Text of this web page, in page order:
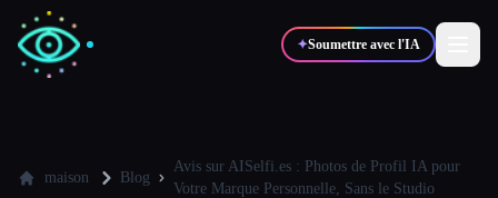
✦Soumettre avec l'IA
🎨 Designers
maison Blog
Avis sur AISelfi.es : Photos de Profil IA pour
Votre Marque Personnelle, Sans le Studio